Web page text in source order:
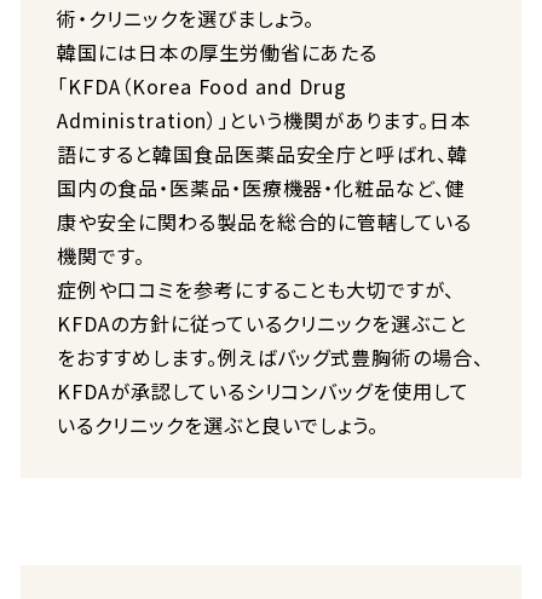
術・クリニックを選びましょう。
韓国には日本の厚生労働省にあたる
「KFDA（Korea Food and Drug
Administration）」という機関があります。日本
語にすると韓国食品医薬品安全庁と呼ばれ、韓
国内の食品・医薬品・医療機器・化粧品など、健
康や安全に関わる製品を総合的に管轄している
機関です。
症例や口コミを参考にすることも大切ですが、
KFDAの方針に従っているクリニックを選ぶこと
をおすすめします。例えばバッグ式豊胸術の場合、
KFDAが承認しているシリコンバッグを使用して
いるクリニックを選ぶと良いでしょう。